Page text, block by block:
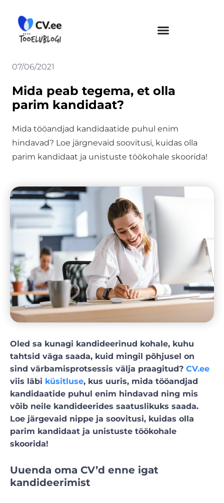
content
07/06/2021
Mida peab tegema, et olla
parim kandidaat?
Mida tööandjad kandidaatide puhul enim
hindavad? Loe järgnevaid soovitusi, kuidas olla
parim kandidaat ja unistuste töökohale skoorida!
Oled sa kunagi kandideerinud kohale, kuhu
tahtsid väga saada, kuid mingil põhjusel on
sind värbamisprotsessis välja praagitud? CV.ee
viis läbi küsitluse, kus uuris, mida tööandjad
kandidaatide puhul enim hindavad ning mis
võib neile kandideerides saatuslikuks saada.
Loe järgevaid nippe ja soovitusi, kuidas olla
parim kandidaat ja unistuste töökohale
skoorida!
Uuenda oma CV’d enne igat
kandideerimist